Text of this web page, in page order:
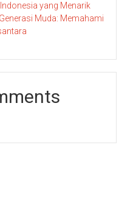
yang Menarik
Muda: Memahami